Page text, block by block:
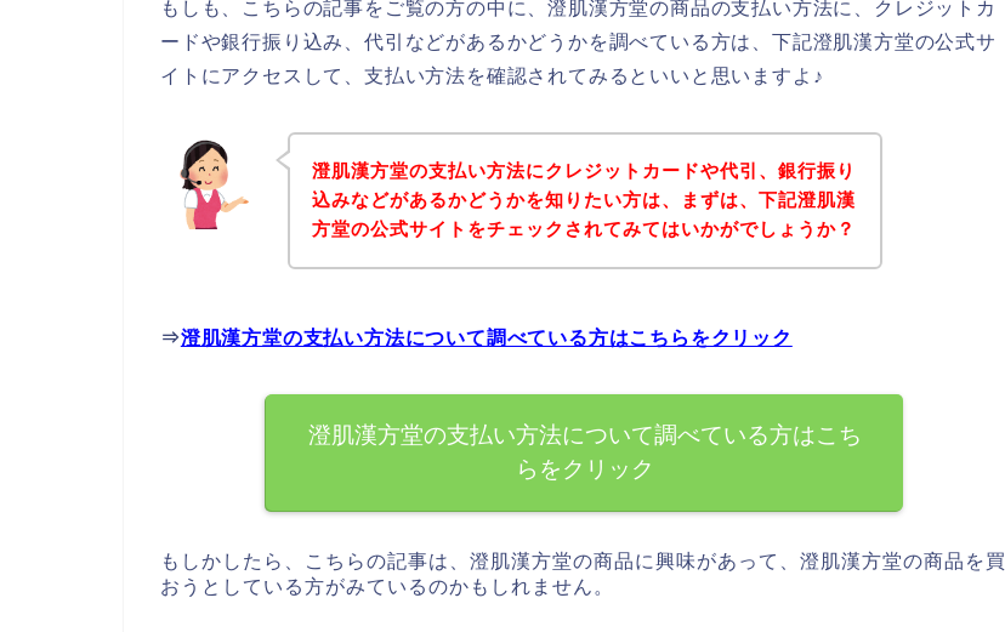
もしも、こちらの記事をご覧の方の中に、澄肌漢方堂の商品の支払い方法に、クレジットカ
ードや銀行振り込み、代引などがあるかどうかを調べている方は、下記澄肌漢方堂の公式サ
イトにアクセスして、支払い方法を確認されてみるといいと思いますよ♪
澄肌漢方堂の支払い方法にクレジットカードや代引、銀行振り
込みなどがあるかどうかを知りたい方は、まずは、下記澄肌漢
方堂の公式サイトをチェックされてみてはいかがでしょうか？
⇒澄肌漢方堂の支払い方法について調べている方はこちらをクリック
澄肌漢方堂の支払い方法について調べている方はこち
らをクリック
もしかしたら、こちらの記事は、澄肌漢方堂の商品に興味があって、澄肌漢方堂の商品を買
おうとしている方がみているのかもしれません。